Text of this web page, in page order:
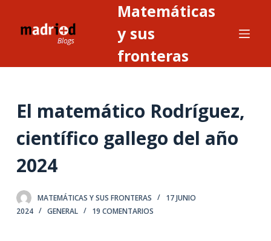
n
e
n
Matemáticas
y sus
fronteras
El matemático Rodríguez,
científico gallego del año
2024
MATEMÁTICAS Y SUS FRONTERAS
17 JUNIO
2024
GENERAL 19 COMENTARIOS